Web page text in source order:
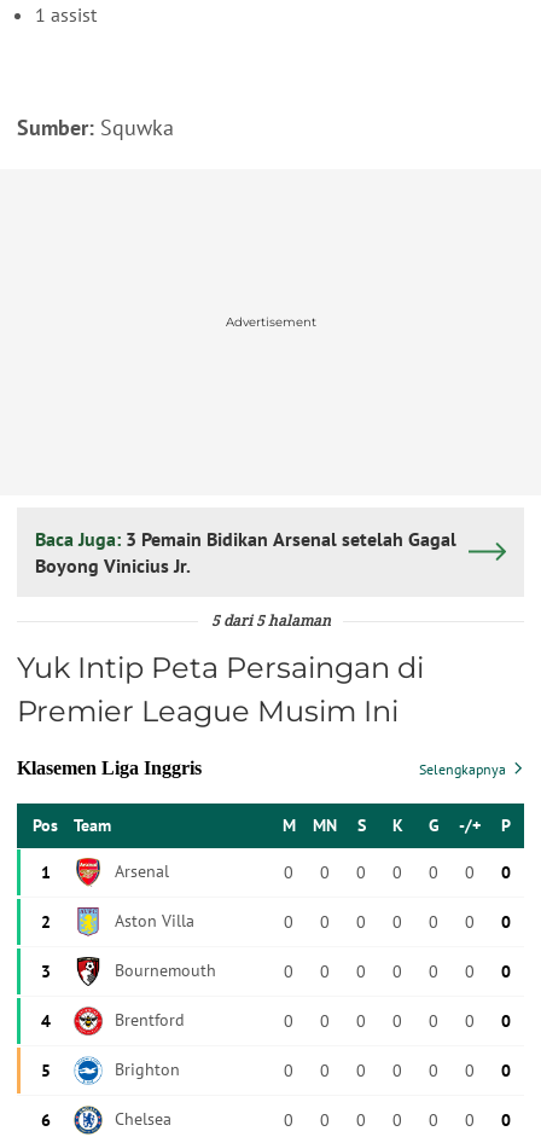
1 assist
Sumber: Squwka
Advertisement
Baca Juga: 3 Pemain Bidikan Arsenal setelah Gagal
Boyong Vinicius Jr.
5 dari 5 halaman
Yuk Intip Peta Persaingan di
Premier League Musim Ini